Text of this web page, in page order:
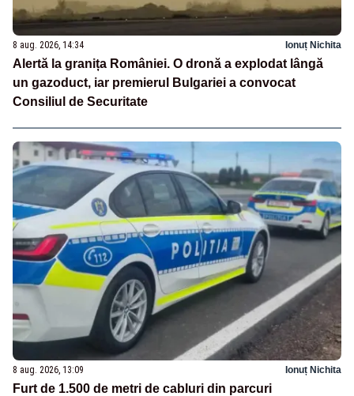
8 aug. 2026, 14:34 Ionuț Nichita
Alertă la granița României. O dronă a explodat lângă
un gazoduct, iar premierul Bulgariei a convocat
Consiliul de Securitate
8 aug. 2026, 13:09 Ionuț Nichita
Furt de 1.500 de metri de cabluri din parcuri